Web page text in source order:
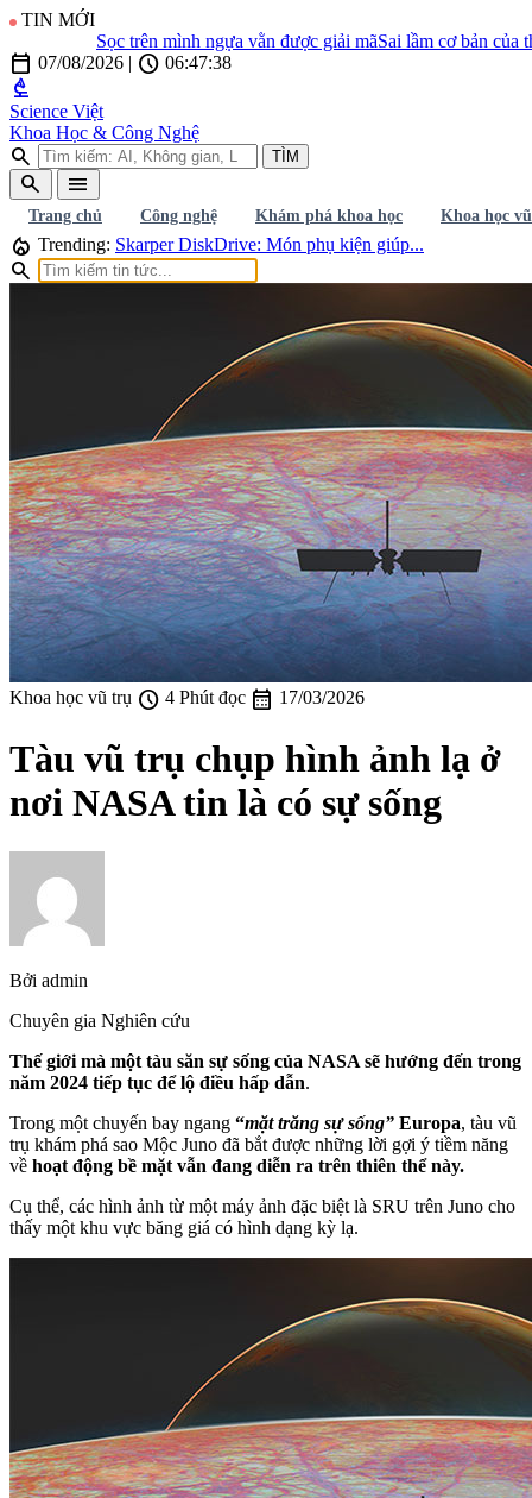
TIN MỚI
Sọc trên mình ngựa vằn được giải mãSai lầm cơ bản của
calendar_today 07/08/2026 | schedule 06:47:39
biotech
Science Việt
Khoa Học & Công Nghệ
search TÌM
search menu
Trang chủ Công nghệ Khám phá khoa học Khoa học
local_fire_department Trending: Skarper DiskDrive: Món phụ kiện giúp...
search
Khoa học vũ trụ schedule 4 Phút đọc calendar_month 17/03/2026
Tàu vũ trụ chụp hình ảnh lạ ở
nơi NASA tin là có sự sống
Bởi admin
Chuyên gia Nghiên cứu
Thế giới mà một tàu săn sự sống của NASA sẽ hướng đến trong
năm 2024 tiếp tục để lộ điều hấp dẫn.
Trong một chuyến bay ngang “mặt trăng sự sống” Europa, tàu vũ
trụ khám phá sao Mộc Juno đã bắt được những lời gợi ý tiềm năng
về hoạt động bề mặt vẫn đang diễn ra trên thiên thể này.
Cụ thể, các hình ảnh từ một máy ảnh đặc biệt là SRU trên Juno cho
thấy một khu vực băng giá có hình dạng kỳ lạ.